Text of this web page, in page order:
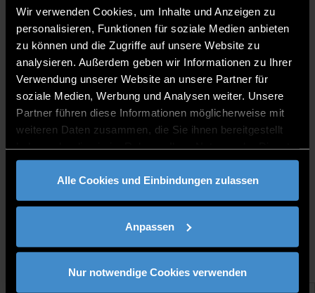
Wir verwenden Cookies, um Inhalte und Anzeigen zu
personalisieren, Funktionen für soziale Medien anbieten
zu können und die Zugriffe auf unsere Website zu
analysieren. Außerdem geben wir Informationen zu Ihrer
Verwendung unserer Website an unsere Partner für
soziale Medien, Werbung und Analysen weiter. Unsere
Partner führen diese Informationen möglicherweise mit
weiteren Daten zusammen, die Sie ihnen bereitgestellt
gesammelt haben.
Alle Cookies und Einbindungen zulassen
Anpassen
Nur notwendige Cookies verwenden
Wissenschaftlicher Mitarbeiter
ITC2+ 1.08
0991/3615-8286
PUBLIKATIONEN